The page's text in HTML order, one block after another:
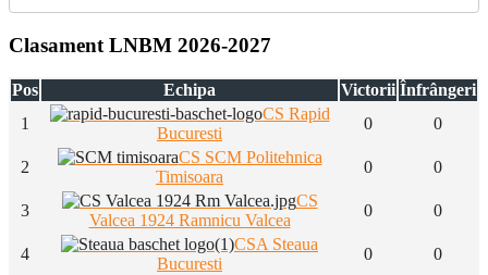
Clasament LNBM 2026-2027
Pos Echipa Victorii Înfrângeri
1
CS Rapid
Bucuresti
0 0
2
CS SCM Politehnica
Timisoara
0 0
3
CS
Valcea 1924 Ramnicu Valcea
0 0
4
CSA Steaua
Bucuresti
0 0